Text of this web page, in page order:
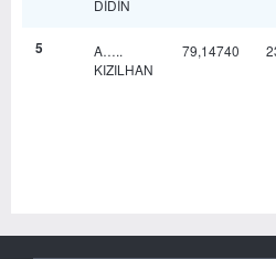
DİDİN
5
A…..
KIZILHAN
79,14740